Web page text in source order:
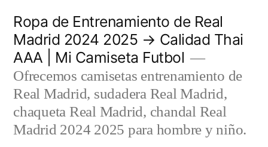
contenido
Ropa de Entrenamiento de Real
Madrid 2024 2025 → Calidad Thai
AAA | Mi Camiseta Futbol
Ofrecemos camisetas entrenamiento de
Real Madrid, sudadera Real Madrid,
chaqueta Real Madrid, chandal Real
Madrid 2024 2025 para hombre y niño.